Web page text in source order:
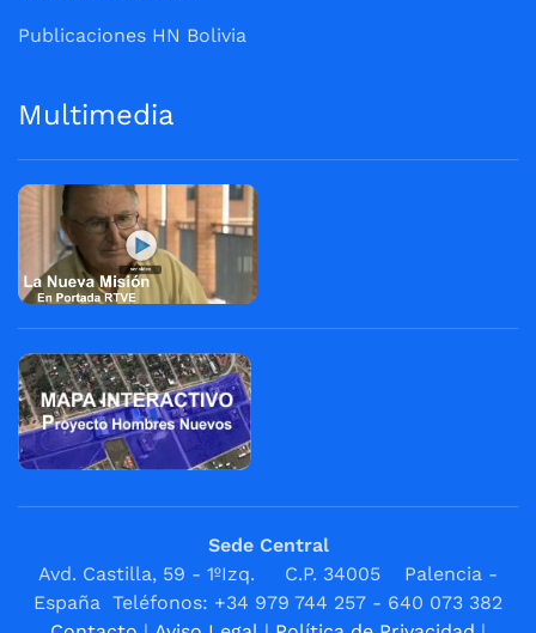
Publicaciones HN Bolivia
Multimedia
Sede Central
Avd. Castilla, 59 - 1ºIzq. C.P. 34005 Palencia -
España Teléfonos: +34 979 744 257 - 640 073 382